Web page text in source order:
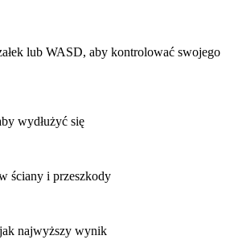
lub WASD, aby kontrolować swojego
wydłużyć się
ściany i przeszkody
najwyższy wynik